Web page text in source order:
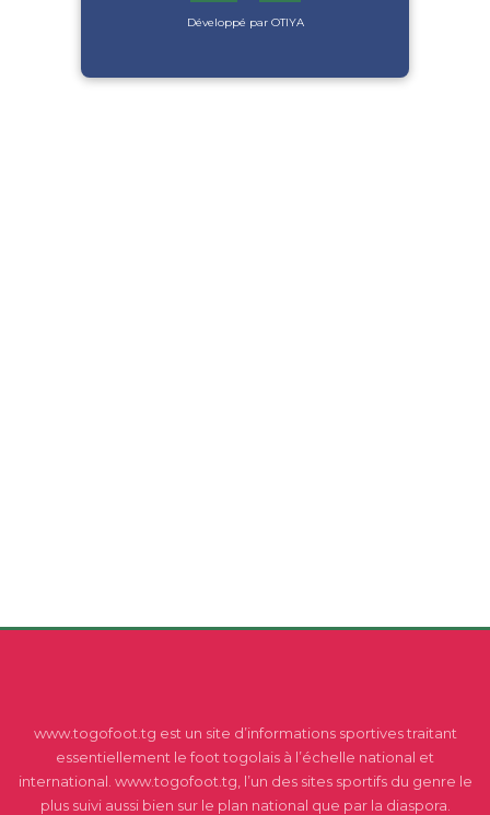
Développé par OTIYA
www.togofoot.tg est un site d’informations sportives traitant
essentiellement le foot togolais à l’échelle national et
international. www.togofoot.tg, l’un des sites sportifs du genre le
plus suivi aussi bien sur le plan national que par la diaspora.